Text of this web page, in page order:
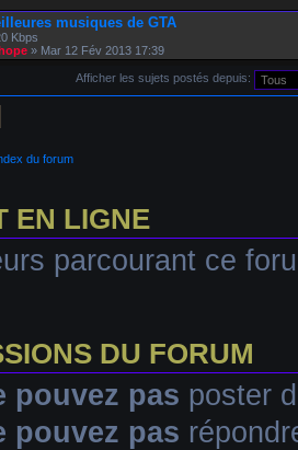
musiques de GTA
Kbps
» Mar 12 Fév 2013 17:39
Afficher les sujets postés depuis:
du forum
EN LIGNE
parcourant ce
DU FORUM
pouvez pas poster
pouvez pas